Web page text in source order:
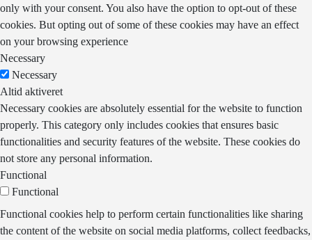
only with your consent. You also have the option to opt-out of these
cookies. But opting out of some of these cookies may have an effect
on your browsing experience
Necessary
Necessary
Altid aktiveret
Necessary cookies are absolutely essential for the website to function
properly. This category only includes cookies that ensures basic
functionalities and security features of the website. These cookies do
not store any personal information.
Functional
Functional
Functional cookies help to perform certain functionalities like sharing
the content of the website on social media platforms, collect feedbacks,